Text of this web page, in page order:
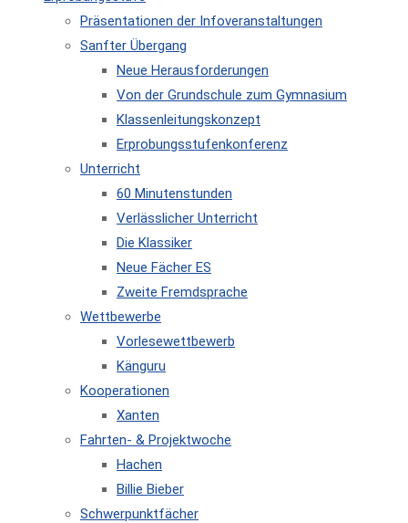
Präsentationen der Infoveranstaltungen
Sanfter Übergang
Neue Herausforderungen
Von der Grundschule zum Gymnasium
Klassenleitungskonzept
Erprobungsstufenkonferenz
Unterricht
60 Minutenstunden
Verlässlicher Unterricht
Die Klassiker
Neue Fächer ES
Zweite Fremdsprache
Wettbewerbe
Vorlesewettbewerb
Känguru
Kooperationen
Xanten
Fahrten- & Projektwoche
Hachen
Billie Bieber
Schwerpunktfächer